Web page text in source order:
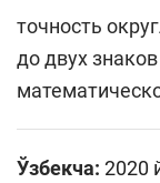
точность
до двух
Ўзбекча: 2020